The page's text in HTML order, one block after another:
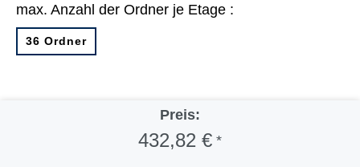
max. Anzahl der Ordner je Etage :
36 Ordner
Preis:
432,82 € *